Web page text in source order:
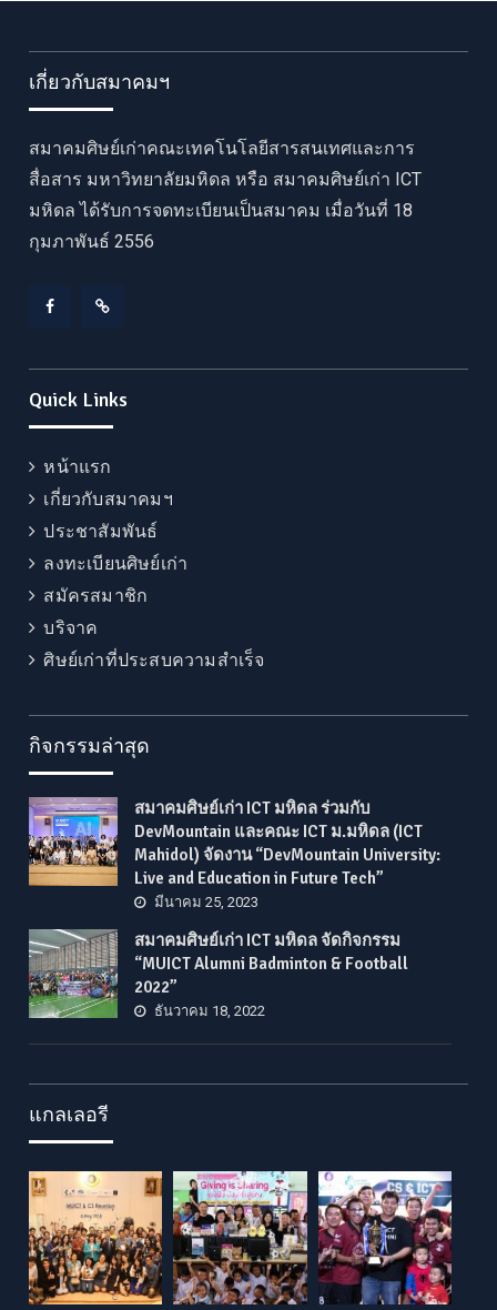
เกี่ยวกับสมาคมฯ
สมาคมศิษย์เก่าคณะเทคโนโลยีสารสนเทศและการ
สื่อสาร มหาวิทยาลัยมหิดล หรือ สมาคมศิษย์เก่า ICT
มหิดล ได้รับการจดทะเบียนเป็นสมาคม เมื่อวันที่ 18
กุมภาพันธ์ 2556
Quick Links
หน้าแรก
เกี่ยวกับสมาคมฯ
ประชาสัมพันธ์
ลงทะเบียนศิษย์เก่า
สมัครสมาชิก
บริจาค
ศิษย์เก่าที่ประสบความสำเร็จ
กิจกรรมล่าสุด
สมาคมศิษย์เก่า ICT มหิดล ร่วมกับ
DevMountain และคณะ ICT ม.มหิดล (ICT
Mahidol) จัดงาน “DevMountain University:
Live and Education in Future Tech”
มีนาคม 25, 2023
สมาคมศิษย์เก่า ICT มหิดล จัดกิจกรรม
“MUICT Alumni Badminton & Football
2022”
ธันวาคม 18, 2022
แกลเลอรี